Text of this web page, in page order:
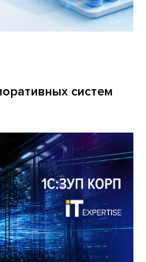
систем